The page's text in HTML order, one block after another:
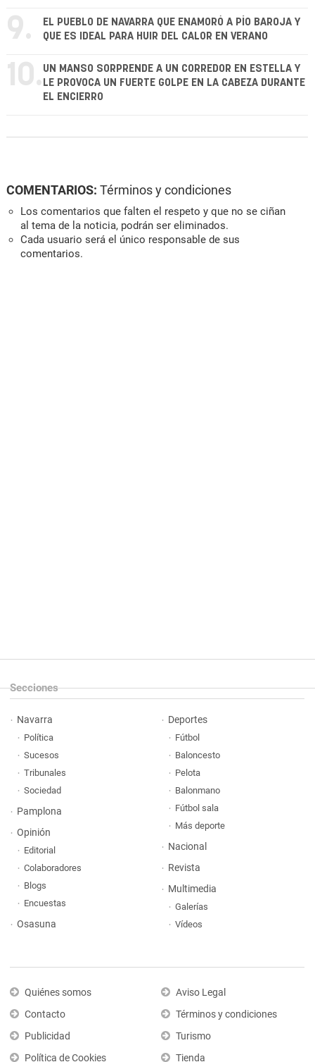
9.
EL PUEBLO DE NAVARRA QUE ENAMORÓ A PÍO BAROJA Y
QUE ES IDEAL PARA HUIR DEL CALOR EN VERANO
10. UN MANSO SORPRENDE A UN CORREDOR EN ESTELLA Y
LE PROVOCA UN FUERTE GOLPE EN LA CABEZA DURANTE
EL ENCIERRO
COMENTARIOS: Términos y condiciones
Los comentarios que falten el respeto y que no se ciñan
al tema de la noticia, podrán ser eliminados.
Cada usuario será el único responsable de sus
comentarios.
Secciones
Navarra
Política
Sucesos
Tribunales
Sociedad
Pamplona
Opinión
Editorial
Colaboradores
Blogs
Encuestas
Osasuna
Deportes
Fútbol
Baloncesto
Pelota
Balonmano
Fútbol sala
Más deporte
Nacional
Revista
Multimedia
Galerías
Vídeos
Quiénes somos
Contacto
Publicidad
Política de Cookies
Aviso Legal
Términos y condiciones
Turismo
Tienda